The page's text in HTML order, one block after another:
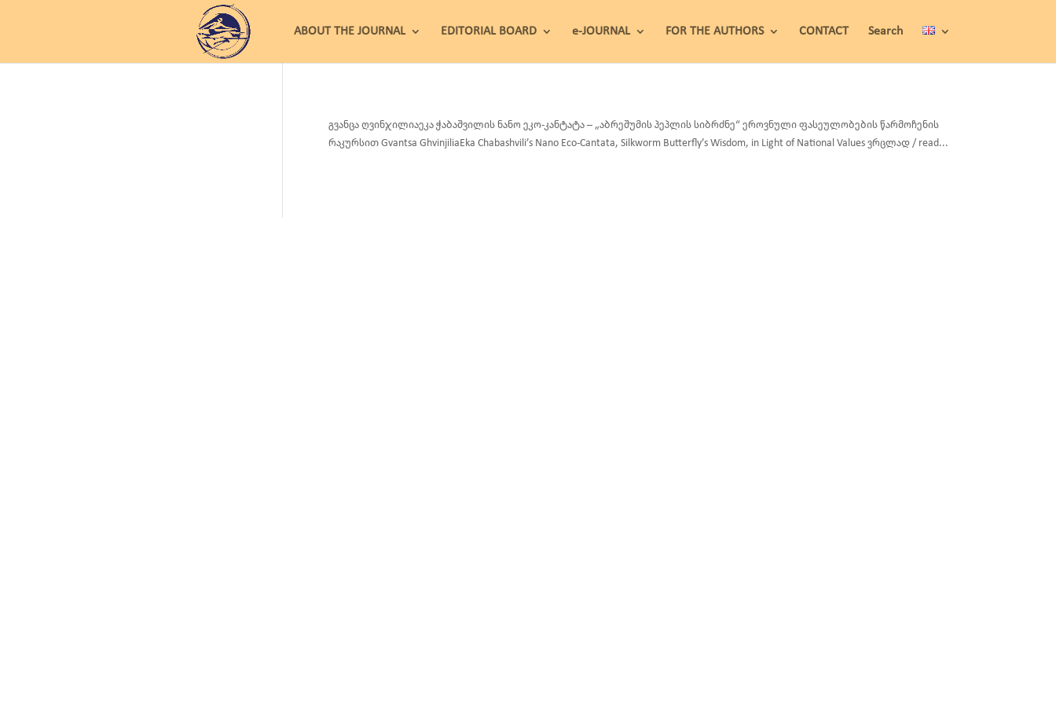
ABOUT THE JOURNAL EDITORIAL BOARD e-JOURNAL FOR THE AUTHORS CONTACT Search
გვანცა ღვინჯილიაეკა ჭაბაშვილის ნანო ეკო-კანტატა – „აბრეშუმის პეპლის სიბრძნე“ ეროვნული ფასეულობების წარმოჩენის
რაკურსით Gvantsa GhvinjiliaEka Chabashvili’s Nano Eco-Cantata, Silkworm Butterfly’s Wisdom, in Light of National Values ვრცლად / read...